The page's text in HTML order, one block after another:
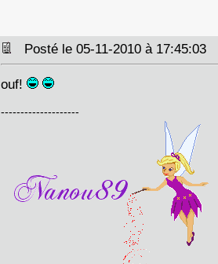
Posté le 05-11-2010 à 17:45:03
ouf!
--------------------